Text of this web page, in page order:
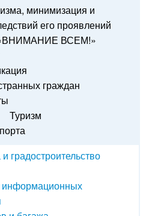
минимизация и
его проявлений
«ВНИМАНИЕ ВСЕМ!»
граждан
Туризм
градостроительство